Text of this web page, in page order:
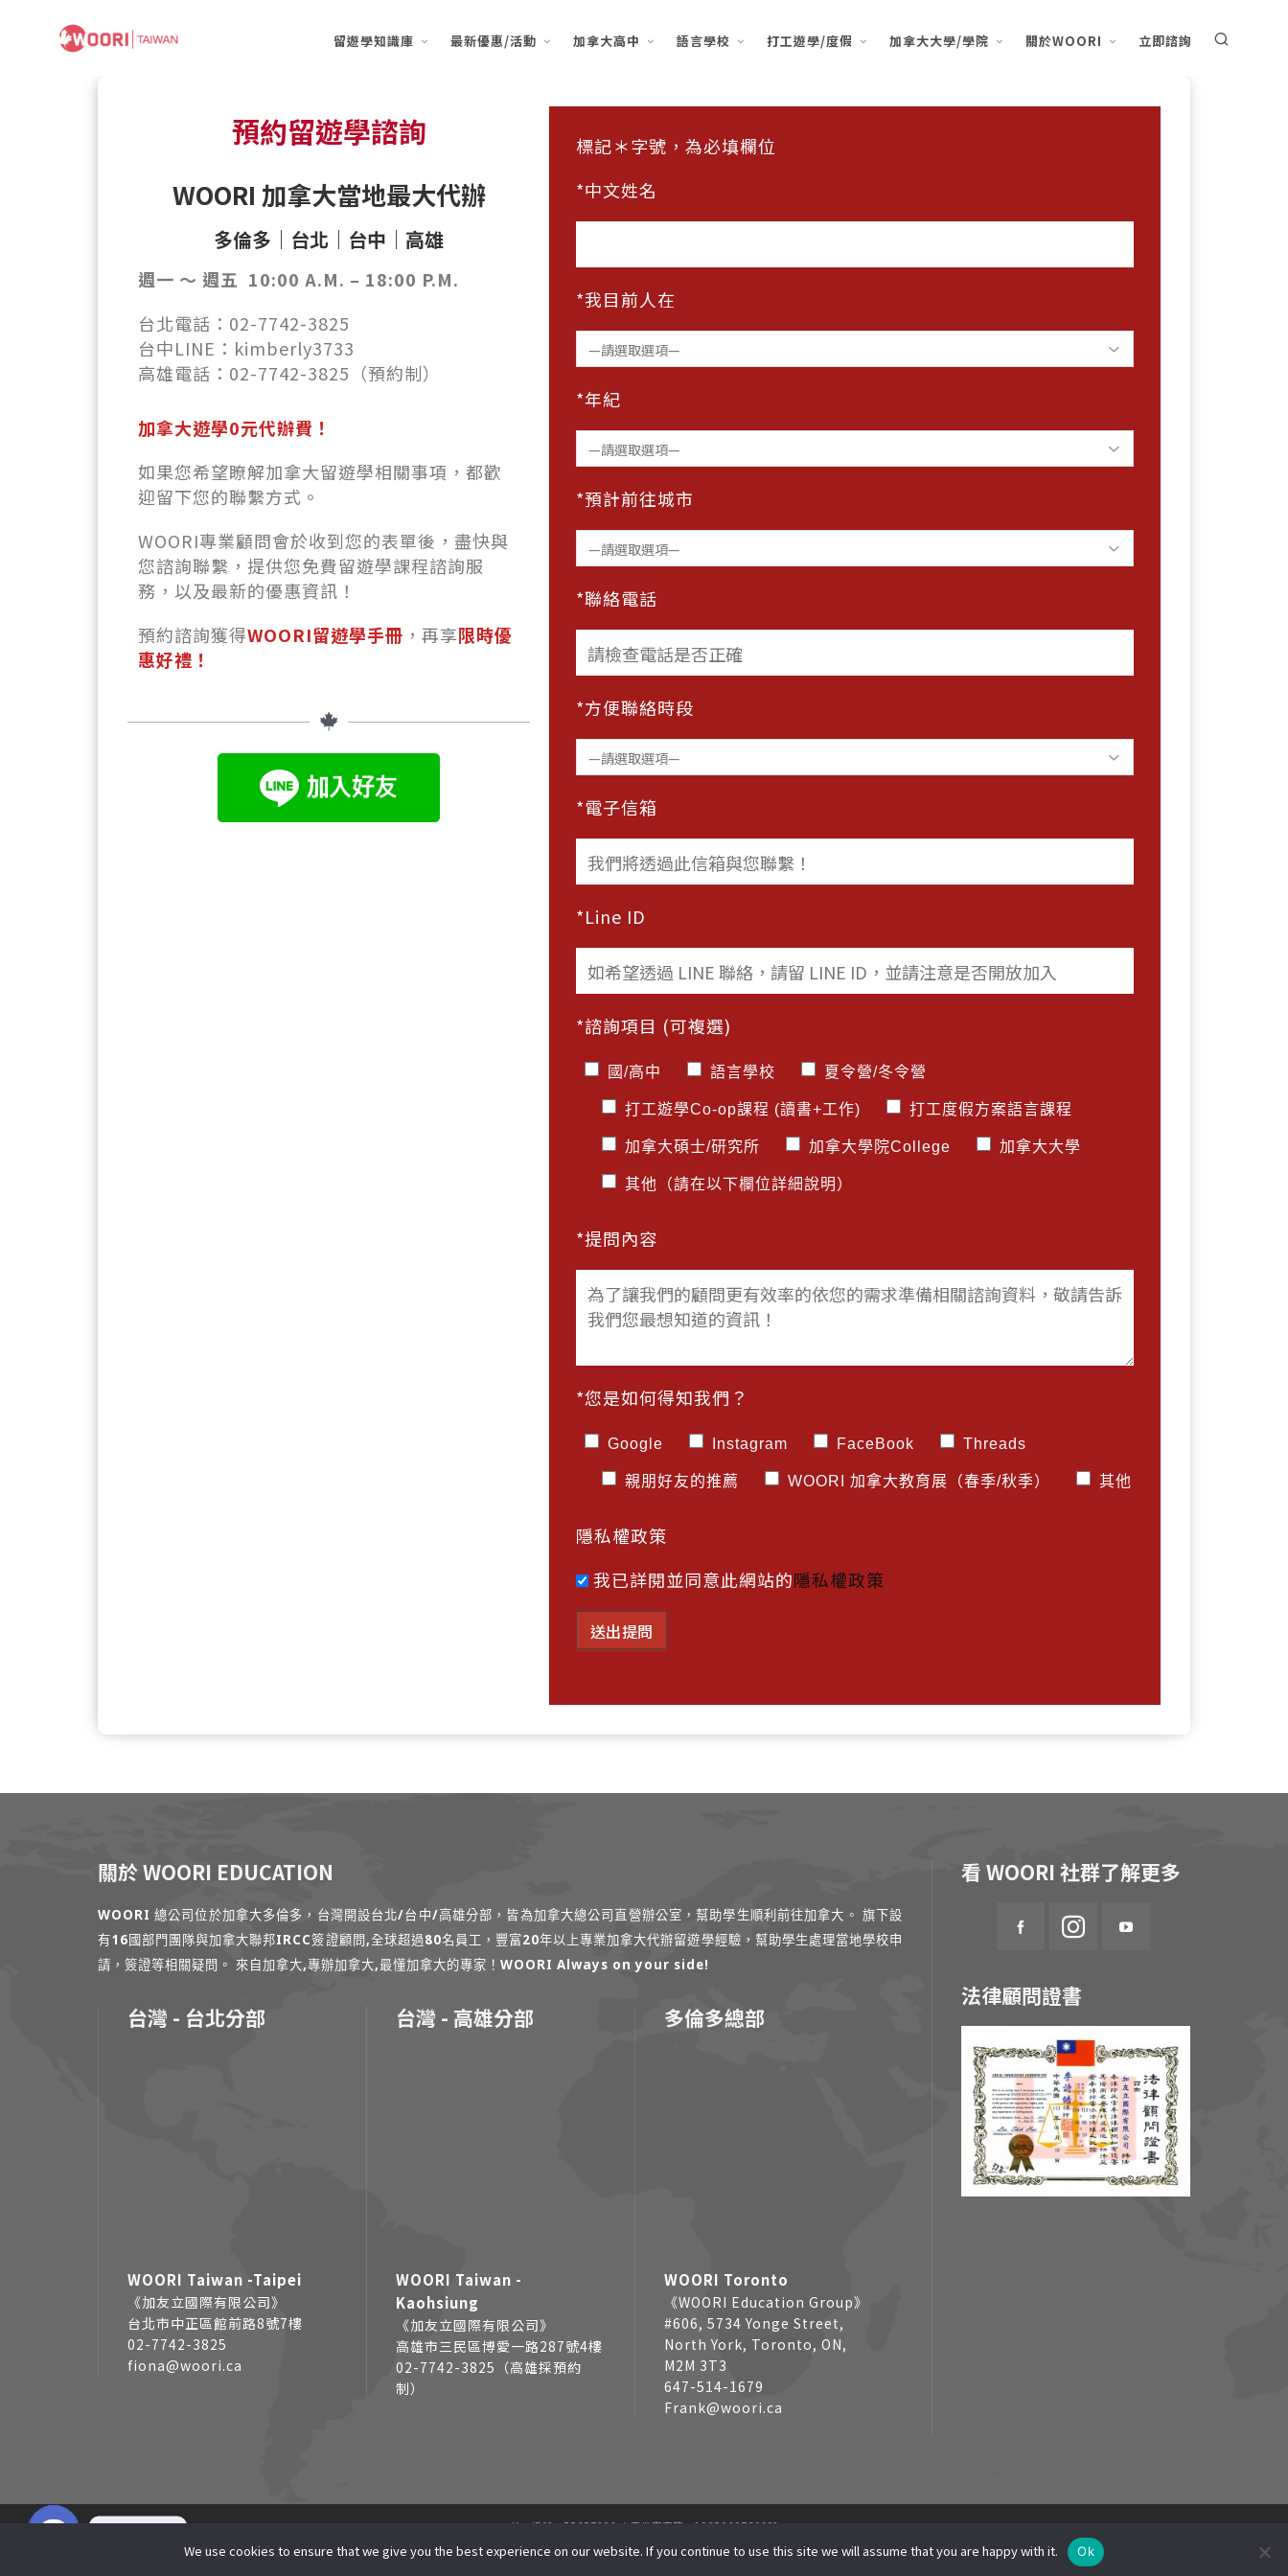
留遊學知識庫 最新優惠/活動 加拿大高中 語言學校 打工遊學/度假 加拿大大學/學院 關於WOORI 立即諮詢
預約留遊學諮詢
WOORI 加拿大當地最大代辦
多倫多｜台北｜台中｜高雄
週一 ～ 週五 10:00 A.M. – 18:00 P.M.
台北電話：02-7742-3825
台中LINE：kimberly3733
高雄電話：02-7742-3825（預約制）
加拿大遊學0元代辦費！
如果您希望瞭解加拿大留遊學相關事項，都歡
迎留下您的聯繫方式。
WOORI專業顧問會於收到您的表單後，盡快與
您諮詢聯繫，提供您免費留遊學課程諮詢服
務，以及最新的優惠資訊！
預約諮詢獲得WOORI留遊學手冊 ，再享限時優
惠好禮！
標記＊字號，為必填欄位
*中文姓名
*我目前人在
*年紀
*預計前往城市
*聯絡電話
*方便聯絡時段
*電子信箱
*Line ID
*諮詢項目 (可複選)
國/高中 語言學校 夏令營/冬令營
打工遊學Co-op課程 (讀書+工作) 打工度假方案語言課程
加拿大碩士/研究所 加拿大學院College 加拿大大學
其他（請在以下欄位詳細說明）
*提問內容
*您是如何得知我們？
Google Instagram FaceBook Threads
親朋好友的推薦 WOORI 加拿大教育展（春季/秋季） 其他
隱私權政策
我已詳閱並同意此網站的隱私權政策
關於 WOORI EDUCATION
WOORI 總公司位於加拿大多倫多，台灣開設台北/台中/高雄分部，皆為加拿大總公司直營辦公室，幫助學生順利前往加拿大。 旗下設
有16國部門團隊與加拿大聯邦IRCC簽證顧問,全球超過80名員工，豐富20年以上專業加拿大代辦留遊學經驗，幫助學生處理當地學校申
請，簽證等相關疑問。 來自加拿大,專辦加拿大,最懂加拿大的專家！WOORI Always on your side!
台灣 - 台北分部
WOORI Taiwan -Taipei
《加友立國際有限公司》
台北市中正區館前路8號7樓
02-7742-3825
fiona@woori.ca
台灣 - 高雄分部
WOORI Taiwan -
Kaohsiung
《加友立國際有限公司》
高雄市三民區博愛一路287號4樓
02-7742-3825（高雄採預約
制）
多倫多總部
WOORI Toronto
《WOORI Education Group》
#606, 5734 Yonge Street,
North York, Toronto, ON,
M2M 3T3
647-514-1679
Frank@woori.ca
看 WOORI 社群了解更多
法律顧問證書
統一編號：55657233 府產業商字第：10659607600號
THIS SITE IS PROTECTED BY RECAPTCHA AND THE GOOGLEPRIVACY POLICY ANDTERMS OF SERVICE APPLY.
We use cookies to ensure that we give you the best experience on our website. If you continue to use this site we will assume that you are happy with it. Ok
線上諮詢